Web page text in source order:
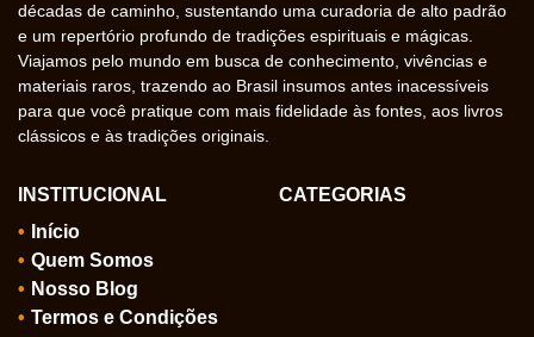
décadas de caminho, sustentando uma curadoria de alto padrão
e um repertório profundo de tradições espirituais e mágicas.
Viajamos pelo mundo em busca de conhecimento, vivências e
materiais raros, trazendo ao Brasil insumos antes inacessíveis
para que você pratique com mais fidelidade às fontes, aos livros
clássicos e às tradições originais.
INSTITUCIONAL
Início
Quem Somos
Nosso Blog
Termos e Condições
CATEGORIAS